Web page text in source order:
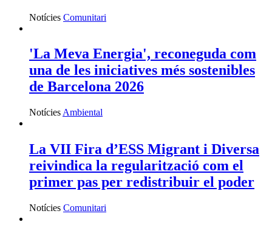
Notícies Comunitari
'La Meva Energia', reconeguda com
una de les iniciatives més sostenibles
de Barcelona 2026
Notícies Ambiental
La VII Fira d’ESS Migrant i Diversa
reivindica la regularització com el
primer pas per redistribuir el poder
Notícies Comunitari